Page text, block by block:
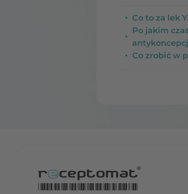
Co to za lek
Po jakim
Co zrobić w